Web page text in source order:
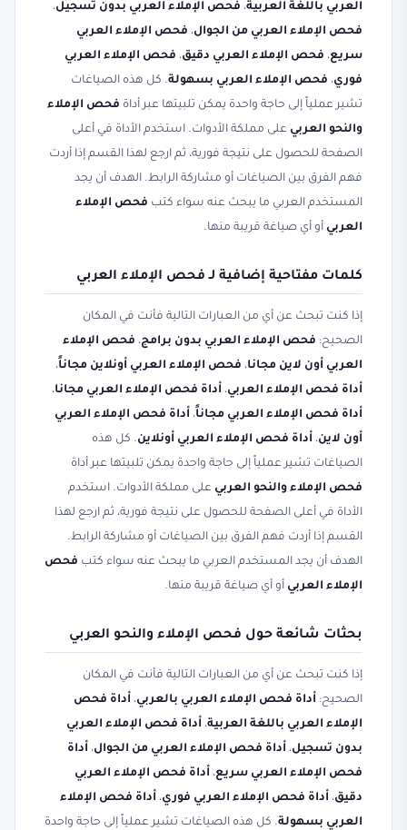
العربي باللغة العربية، فحص الإملاء العربي بدون تسجيل،
فحص الإملاء العربي من الجوال، فحص الإملاء العربي
سريع، فحص الإملاء العربي دقيق، فحص الإملاء العربي
فوري، فحص الإملاء العربي بسهولة. كل هذه الصياغات
تشير عملياً إلى حاجة واحدة يمكن تلبيتها عبر أداة فحص الإملاء
والنحو العربي على مملكة الأدوات. استخدم الأداة في أعلى
الصفحة للحصول على نتيجة فورية، ثم ارجع لهذا القسم إذا أردت
فهم الفرق بين الصياغات أو مشاركة الرابط. الهدف أن يجد
المستخدم العربي ما يبحث عنه سواء كتب فحص الإملاء
العربي أو أي صياغة قريبة منها.
كلمات مفتاحية إضافية لـ فحص الإملاء العربي
إذا كنت تبحث عن أي من العبارات التالية فأنت في المكان
الصحيح: فحص الإملاء العربي بدون برامج، فحص الإملاء
العربي أون لاين مجانا، فحص الإملاء العربي أونلاين مجاناً،
أداة فحص الإملاء العربي، أداة فحص الإملاء العربي مجانا،
أداة فحص الإملاء العربي مجاناً، أداة فحص الإملاء العربي
أون لاين، أداة فحص الإملاء العربي أونلاين. كل هذه
الصياغات تشير عملياً إلى حاجة واحدة يمكن تلبيتها عبر أداة
فحص الإملاء والنحو العربي على مملكة الأدوات. استخدم
الأداة في أعلى الصفحة للحصول على نتيجة فورية، ثم ارجع لهذا
القسم إذا أردت فهم الفرق بين الصياغات أو مشاركة الرابط.
الهدف أن يجد المستخدم العربي ما يبحث عنه سواء كتب فحص
الإملاء العربي أو أي صياغة قريبة منها.
بحثات شائعة حول فحص الإملاء والنحو العربي
إذا كنت تبحث عن أي من العبارات التالية فأنت في المكان
الصحيح: أداة فحص الإملاء العربي بالعربي، أداة فحص
الإملاء العربي باللغة العربية، أداة فحص الإملاء العربي
بدون تسجيل، أداة فحص الإملاء العربي من الجوال، أداة
فحص الإملاء العربي سريع، أداة فحص الإملاء العربي
دقيق، أداة فحص الإملاء العربي فوري، أداة فحص الإملاء
العربي بسهولة. كل هذه الصياغات تشير عملياً إلى حاجة واحدة